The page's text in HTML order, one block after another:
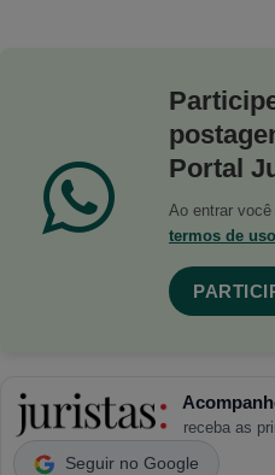
Portal
Ao entrar
termos de uso
receba as
Seguir no Google